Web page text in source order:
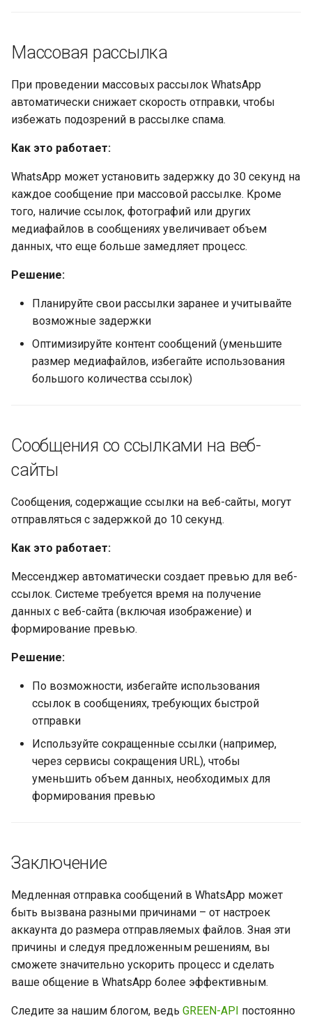
Массовая рассылка
При проведении массовых рассылок WhatsApp
автоматически снижает скорость отправки, чтобы
избежать подозрений в рассылке спама.
Как это работает:
WhatsApp может установить задержку до 30 секунд на
каждое сообщение при массовой рассылке. Кроме
того, наличие ссылок, фотографий или других
медиафайлов в сообщениях увеличивает объем
данных, что еще больше замедляет процесс.
Решение:
Планируйте свои рассылки заранее и учитывайте
возможные задержки
Оптимизируйте контент сообщений (уменьшите
размер медиафайлов, избегайте использования
большого количества ссылок)
Сообщения со ссылками на веб-
сайты
Сообщения, содержащие ссылки на веб-сайты, могут
отправляться с задержкой до 10 секунд.
Как это работает:
Мессенджер автоматически создает превью для веб-
ссылок. Системе требуется время на получение
данных с веб-сайта (включая изображение) и
формирование превью.
Решение:
По возможности, избегайте использования
ссылок в сообщениях, требующих быстрой
отправки
Используйте сокращенные ссылки (например,
через сервисы сокращения URL), чтобы
уменьшить объем данных, необходимых для
формирования превью
Заключение
Медленная отправка сообщений в WhatsApp может
быть вызвана разными причинами – от настроек
аккаунта до размера отправляемых файлов. Зная эти
причины и следуя предложенным решениям, вы
сможете значительно ускорить процесс и сделать
ваше общение в WhatsApp более эффективным.
Cледите за нашим блогом, ведь GREEN-API постоянно